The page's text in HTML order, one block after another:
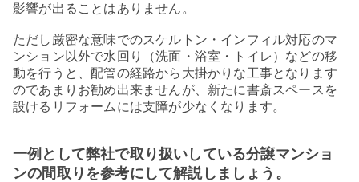
影響が出ることはありません。
ただし厳密な意味でのスケルトン・インフィル対応のマ
ンション以外で水回り（洗面・浴室・トイレ）などの移
動を行うと、配管の経路から大掛かりな工事となります
のであまりお勧め出来ませんが、新たに書斎スペースを
設けるリフォームには支障が少なくなります。
一例として弊社で取り扱いしている分譲マンショ
ンの間取りを参考にして解説しましょう。